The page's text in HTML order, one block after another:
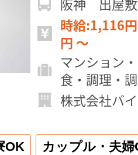
時給:1,116円 ～ 月給
円 ～
マンション
食・調理・
株式会社バ
OK カップル・夫婦